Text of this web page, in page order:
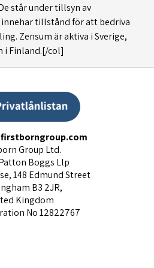
står under tillsyn av
tillstånd för att bedriva
Zensum är aktiva i Sverige,
i Finland.[/col]
Group Ltd.
Boggs Llp
148 Edmund Street
B3 2JR,
Kingdom
No 12822767